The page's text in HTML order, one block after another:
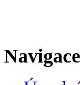
Navigace